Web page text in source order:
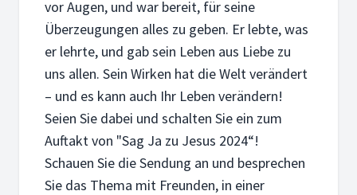
vor Augen, und war bereit, für seine
Überzeugungen alles zu geben. Er lebte, was
er lehrte, und gab sein Leben aus Liebe zu
uns allen. Sein Wirken hat die Welt verändert
– und es kann auch Ihr Leben verändern!
Seien Sie dabei und schalten Sie ein zum
Auftakt von "Sag Ja zu Jesus 2024“!
Schauen Sie die Sendung an und besprechen
Sie das Thema mit Freunden, in einer